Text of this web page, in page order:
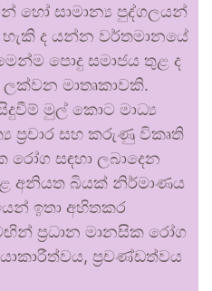
හෝ සාමාන්‍ය පුද්ගලයන්
ද යන්න වර්තමානයේ
පොදු සමාජය තුළ ද
මාතෘකාවකි.
මුල් කොට මාධ්‍ය
ප්‍රචාර සහ කරුණු විකෘති
සඳහා ලබාදෙන
අනියත බියක් නිර්මාණය
ඉතා අහිතකර
ප්‍රධාන මානසික රෝග
ප්‍රචණ්ඩත්වය